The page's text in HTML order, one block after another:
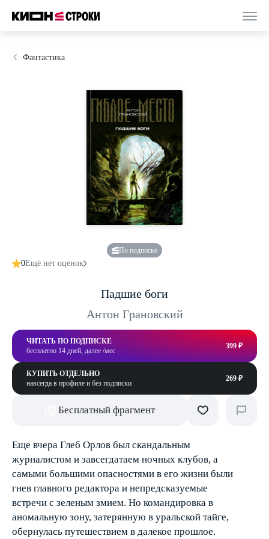
Фантастика
По подписке
0Ещё нет оценок
Падшие боги
Антон Грановский
ЧИТАТЬ ПО ПОДПИСКЕ
бесплатно 14 дней, далее /мес
399 ₽
КУПИТЬ ОТДЕЛЬНО
навсегда в профиле и без подписки
269 ₽
Бесплатный фрагмент
Еще вчера Глеб Орлов был скандальным
журналистом и завсегдатаем ночных клубов, а
самыми большими опасностями в его жизни были
гнев главного редактора и непредсказуемые
встречи с зеленым змием. Но командировка в
аномальную зону, затерянную в уральской тайге,
обернулась путешествием в далекое прошлое.